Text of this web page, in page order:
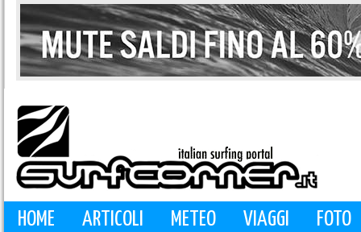
HOME ARTICOLI METEO VIAGGI FOTO